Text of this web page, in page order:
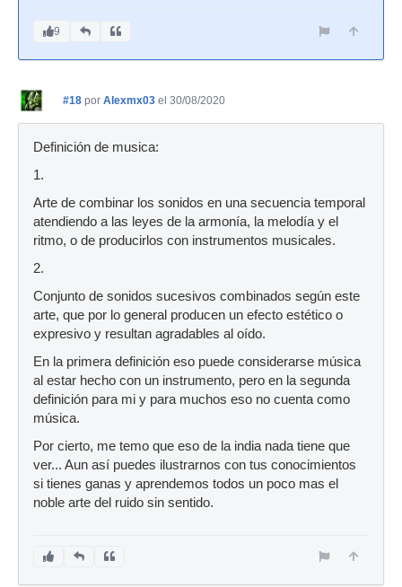
9
#18 por Alexmx03 el 30/08/2020
Definición de musica:
1.
Arte de combinar los sonidos en una secuencia temporal
atendiendo a las leyes de la armonía, la melodía y el
ritmo, o de producirlos con instrumentos musicales.
2.
Conjunto de sonidos sucesivos combinados según este
arte, que por lo general producen un efecto estético o
expresivo y resultan agradables al oído.
En la primera definición eso puede considerarse música
al estar hecho con un instrumento, pero en la segunda
definición para mi y para muchos eso no cuenta como
música.
Por cierto, me temo que eso de la india nada tiene que
ver... Aun así puedes ilustrarnos con tus conocimientos
si tienes ganas y aprendemos todos un poco mas el
noble arte del ruido sin sentido.